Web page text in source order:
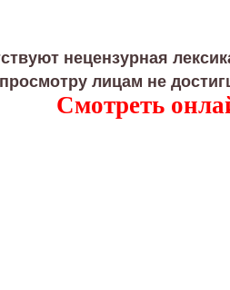
нецензурная
лицам не
Смотреть